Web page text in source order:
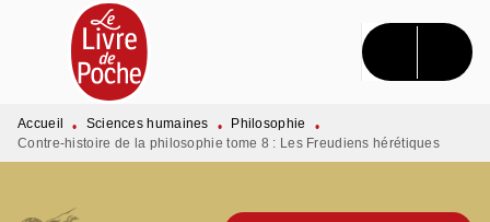
MENU RECHERCHE CONTENU
PIED DE PAGE
Accueil • Sciences humaines • Philosophie
•
Contre-histoire de la philosophie tome 8 : Les Freudiens hérétiques